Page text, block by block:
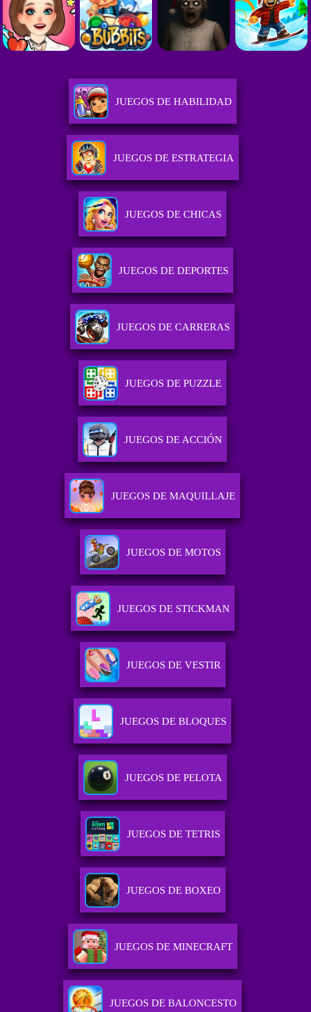
JUEGOS DE HABILIDAD
JUEGOS DE ESTRATEGIA
JUEGOS DE CHICAS
JUEGOS DE DEPORTES
JUEGOS DE CARRERAS
JUEGOS DE PUZZLE
JUEGOS DE ACCIÓN
JUEGOS DE MAQUILLAJE
JUEGOS DE MOTOS
JUEGOS DE STICKMAN
JUEGOS DE VESTIR
JUEGOS DE BLOQUES
JUEGOS DE PELOTA
JUEGOS DE TETRIS
JUEGOS DE BOXEO
JUEGOS DE MINECRAFT
JUEGOS DE BALONCESTO